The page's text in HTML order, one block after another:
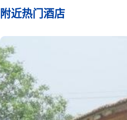
附近热门酒店